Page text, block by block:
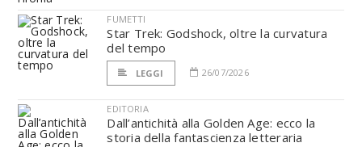
FUMETTI
Star Trek: Godshock, oltre la curvatura
del tempo
LEGGI 26/07/2026
EDITORIA
Dall’antichità alla Golden Age: ecco la
storia della fantascienza letteraria